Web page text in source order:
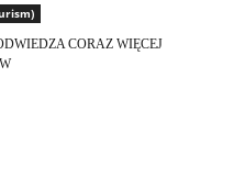
CORAZ WIĘCEJ